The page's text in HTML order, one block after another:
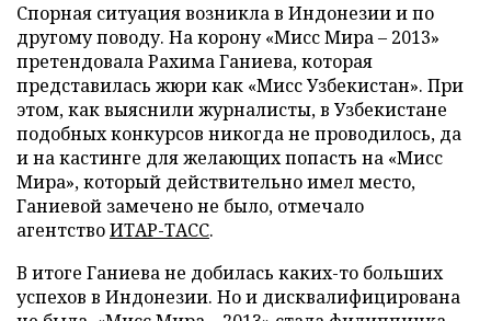
Спорная ситуация возникла в Индонезии и по
другому поводу. На корону «Мисс Мира – 2013»
претендовала Рахима Ганиева, которая
представилась жюри как «Мисс Узбекистан». При
этом, как выяснили журналисты, в Узбекистане
подобных конкурсов никогда не проводилось, да
и на кастинге для желающих попасть на «Мисс
Мира», который действительно имел место,
Ганиевой замечено не было, отмечало
агентствоИТАР-ТАСС.
В итоге Ганиева не добилась каких-то больших
успехов в Индонезии. Но и дисквалифицирована